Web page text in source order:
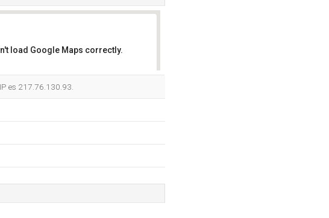
load Google Maps correctly.
es 217.76.130.93.